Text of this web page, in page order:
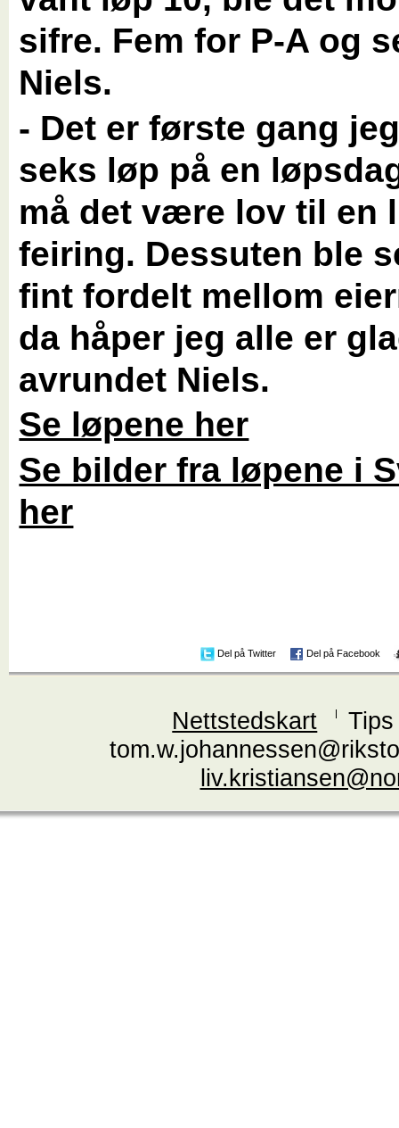
sifre. Fem for P-A og
Niels.
- Det er første gang
seks løp på en
må det være lov til en
feiring. Dessuten ble
fint fordelt mellom
da håper jeg alle er
avrundet Niels.
Se løpene her
Se bilder fra løpene i
her
Del på Twitter Del på Facebook
Nettstedskart